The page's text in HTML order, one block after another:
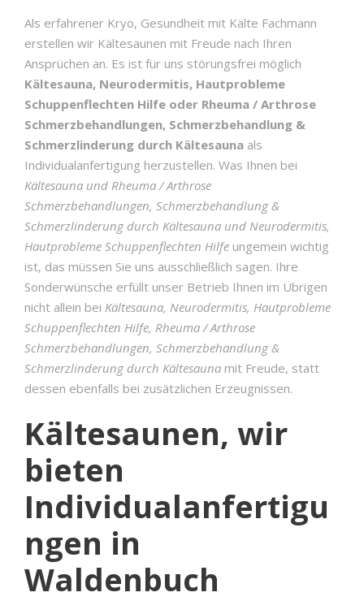
Als erfahrener Kryo, Gesundheit mit Kälte Fachmann
erstellen wir Kältesaunen mit Freude nach Ihren
Ansprüchen an. Es ist für uns störungsfrei möglich
Kältesauna, Neurodermitis, Hautprobleme
Schuppenflechten Hilfe oder Rheuma / Arthrose
Schmerzbehandlungen, Schmerzbehandlung &
Schmerzlinderung durch Kältesauna als
Individualanfertigung herzustellen. Was Ihnen bei
Kältesauna und Rheuma / Arthrose
Schmerzbehandlungen, Schmerzbehandlung &
Schmerzlinderung durch Kältesauna und Neurodermitis,
Hautprobleme Schuppenflechten Hilfe ungemein wichtig
ist, das müssen Sie uns ausschließlich sagen. Ihre
Sonderwünsche erfüllt unser Betrieb Ihnen im Übrigen
nicht allein bei Kältesauna, Neurodermitis, Hautprobleme
Schuppenflechten Hilfe, Rheuma / Arthrose
Schmerzbehandlungen, Schmerzbehandlung &
Schmerzlinderung durch Kältesauna mit Freude, statt
dessen ebenfalls bei zusätzlichen Erzeugnissen.
Kältesaunen, wir
bieten
Individualanfertigu
ngen in
Waldenbuch